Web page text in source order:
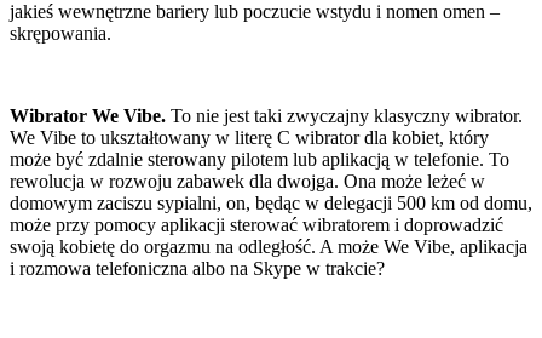
jakieś wewnętrzne bariery lub poczucie wstydu i nomen omen –
skrępowania.
Wibrator We Vibe. To nie jest taki zwyczajny klasyczny wibrator.
We Vibe to ukształtowany w literę C wibrator dla kobiet, który
może być zdalnie sterowany pilotem lub aplikacją w telefonie. To
rewolucja w rozwoju zabawek dla dwojga. Ona może leżeć w
domowym zaciszu sypialni, on, będąc w delegacji 500 km od domu,
może przy pomocy aplikacji sterować wibratorem i doprowadzić
swoją kobietę do orgazmu na odległość. A może We Vibe, aplikacja
i rozmowa telefoniczna albo na Skype w trakcie?